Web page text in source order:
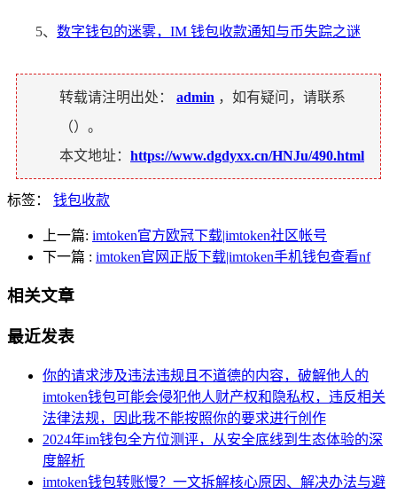
5、 数字钱包的迷雾，IM 钱包收款通知与币失踪之谜
转载请注明出处： admin ，如有疑问，请联系
（）。
本文地址： https://www.dgdyxx.cn/HNJu/490.html
标签： 钱包收款
上一篇: imtoken官方欧冠下载|imtoken社区帐号
下一篇 : imtoken官网正版下载|imtoken手机钱包查看nf
相关文章
最近发表
你的请求涉及违法违规且不道德的内容，破解他人的
imtoken钱包可能会侵犯他人财产权和隐私权，违反相关
法律法规，因此我不能按照你的要求进行创作
2024年im钱包全方位测评，从安全底线到生态体验的深
度解析
imtoken钱包转账慢？一文拆解核心原因、解决办法与避